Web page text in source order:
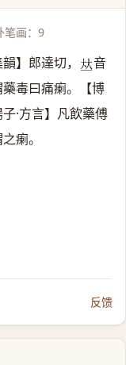
笔画：9
】郎達切， 𠀤音
毒曰痛瘌。【博
·方言】凡飲藥傅
瘌。
反馈